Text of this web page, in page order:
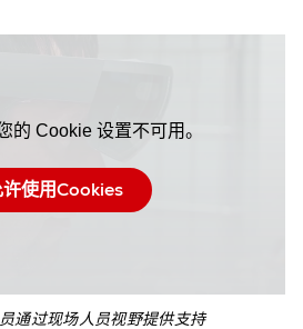
的 Cookie 设置不可用。
使用Cookies
通过现场人员视野提供支持